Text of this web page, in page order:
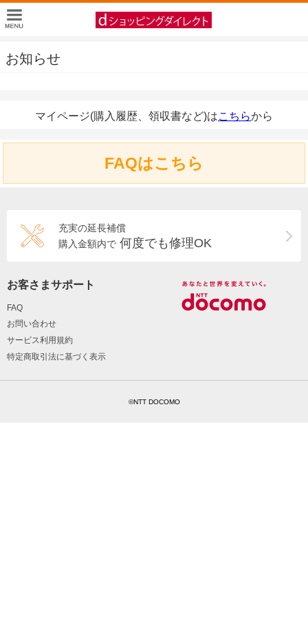
お知らせ
マイページ(購入履歴、領収書など)はこちらから
FAQはこちら
充実の延長補償
購入金額内で 何度でも修理OK
お客さまサポート
FAQ
お問い合わせ
サービス利用規約
特定商取引法に基づく表示
©NTT DOCOMO